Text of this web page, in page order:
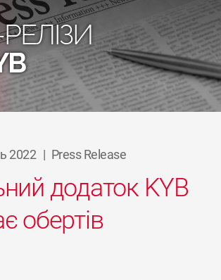
2022 | Press Release
додаток KYB
обертів